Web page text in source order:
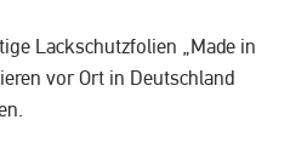
Lackschutzfolien „Made in
vor Ort in Deutschland